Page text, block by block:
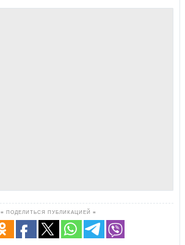
≡ ПОДЕЛИТЬСЯ ПУБЛИКАЦИЕЙ ≡